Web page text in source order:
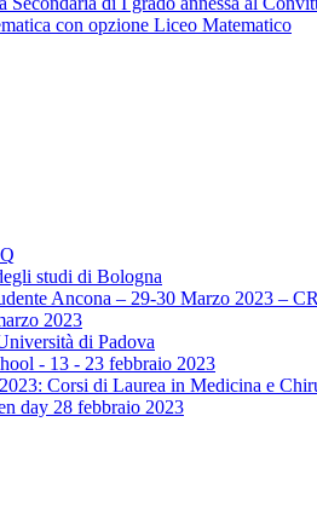
con opzione Liceo Matematico
studi di Bologna
Ancona – 29-30 Marzo 2023 –
2023
di Padova
- 13 - 23 febbraio 2023
Corsi di Laurea in Medicina e
day 28 febbraio 2023